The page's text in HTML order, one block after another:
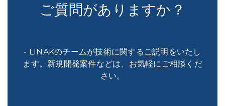
ご質問がありますか？
- LINAKのチームが技術に関するご説明をいたし
ます。新規開発案件などは、お気軽にご相談くだ
さい。